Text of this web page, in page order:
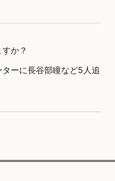
か？
ーに長谷部瞳など5人追